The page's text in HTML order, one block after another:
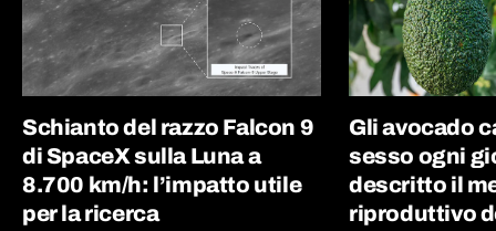
Schianto del razzo Falcon 9
di SpaceX sulla Luna a
8.700 km/h: l’impatto utile
per la ricerca
Gli avocado
sesso ogni
descritto il
riproduttivo